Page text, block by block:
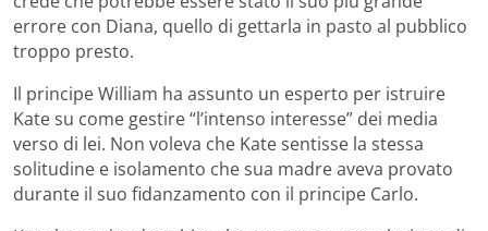
errore con Diana, quello di gettarla in pasto al pubblico
troppo presto.
Il principe William ha assunto un esperto per istruire
Kate su come gestire “l’intenso interesse” dei media
verso di lei. Non voleva che Kate sentisse la stessa
solitudine e isolamento che sua madre aveva provato
durante il suo fidanzamento con il principe Carlo.